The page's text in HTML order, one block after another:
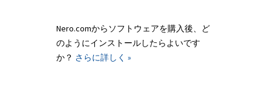
Nero.comからソフトウェアを購入後、ど
のようにインストールしたらよいです
か？ さらに詳しく »